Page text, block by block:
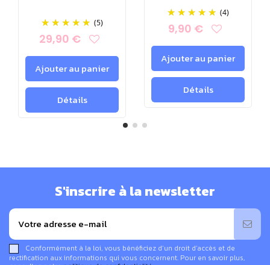
(5)
29,90 €
Ajouter au panier
Détails
(4)
9,90 €
Ajouter au panier
Détails
S'inscrire à la newsletter
Conformément à la loi, vous bénéficiez d’un droit d’accès et de
rectification aux informations qui vous concernent. Pour en savoir plus,